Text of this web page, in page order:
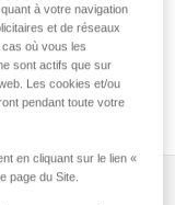
CARITRAC.
SAV
à votre navigation
et de réseaux
où vous les
sont actifs que sur
Les cookies et/ou
pendant toute votre
en cliquant sur le lien «
page du Site.